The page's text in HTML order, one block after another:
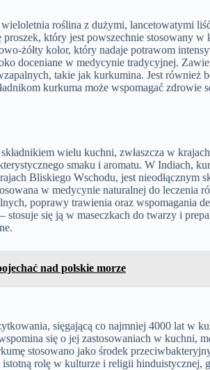
roślina z dużymi, lancetowatymi
który jest powszechnie stosowany w
żółty kolor, który nadaje potrawom
doceniane w medycynie tradycyjnej.
takie jak kurkumina. Jest również
kurkuma może wspomagać zdrowie
wielu kuchni, zwłaszcza w
smaku i aromatu. W Indiach,
Bliskiego Wschodu, jest nieodłącznym
w medycynie naturalnej do leczenia
poprawy trawienia oraz wspomagania
stosuje się ją w maseczkach do twarzy i
nad polskie morze
sięgającą co najmniej 4000 lat w
się o jej zastosowaniach w kuchni,
stosowano jako środek
rolę w kulturze i religii hinduistycznej,